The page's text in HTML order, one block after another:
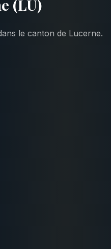
(LU)
le canton de Lucerne.